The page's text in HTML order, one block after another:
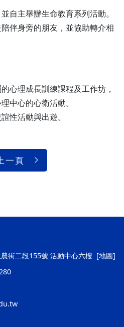
自主舉辦生命教育系列活動。
伴身旁的朋友，並協助轉介相
心理成長訓練課程及工作坊，
中心的心衛活動。
性活動與出遊。
一頁
街二段155號 活動中心六樓 [地圖]